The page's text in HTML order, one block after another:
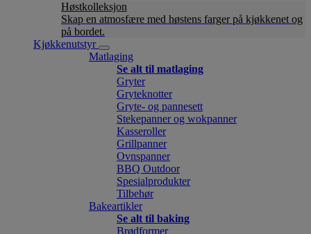
Høstkolleksjon
Skap en atmosfære med høstens farger på kjøkkenet og
på bordet.
Kjøkkenutstyr
Matlaging
Se alt til matlaging
Gryter
Gryteknotter
Gryte- og pannesett
Stekepanner og wokpanner
Kasseroller
Grillpanner
Ovnspanner
BBQ Outdoor
Spesialprodukter
Tilbehør
Bakeartikler
Se alt til baking
Brødformer